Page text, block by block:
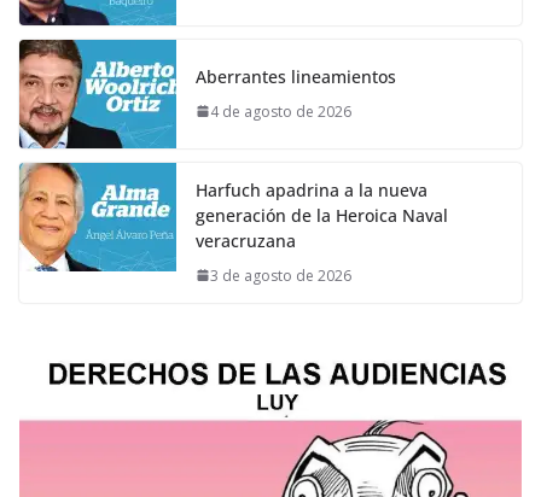
Aberrantes lineamientos
4 de agosto de 2026
Harfuch apadrina a la nueva
generación de la Heroica Naval
veracruzana
3 de agosto de 2026